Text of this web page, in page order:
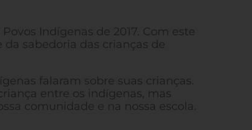
Indígenas de 2017. Com este
sabedoria das crianças de
falaram sobre suas crianças.
entre os indígenas, mas
comunidade e na nossa escola.